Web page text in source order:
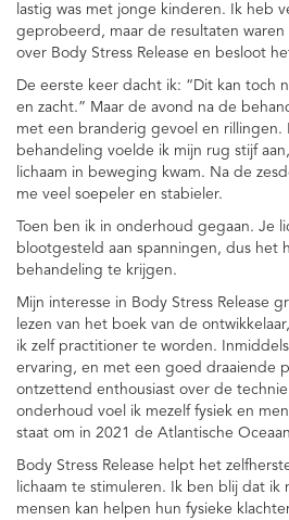
lastig was met jonge kinderen. Ik heb
geprobeerd, maar de resultaten waren
over Body Stress Release en besloot
De eerste keer dacht ik: “Dit kan toch
en zacht.” Maar de avond na de
met een branderig gevoel en rillingen.
behandeling voelde ik mijn rug stijf
lichaam in beweging kwam. Na de
me veel soepeler en stabieler.
Toen ben ik in onderhoud gegaan. Je
blootgesteld aan spanningen, dus het
behandeling te krijgen.
Mijn interesse in Body Stress Release
lezen van het boek van de
ik zelf practitioner te worden.
ervaring, en met een goed draaiende
ontzettend enthousiast over de
onderhoud voel ik mezelf fysiek en
staat om in 2021 de Atlantische
Body Stress Release helpt het
lichaam te stimuleren. Ik ben blij dat ik
mensen kan helpen hun fysieke